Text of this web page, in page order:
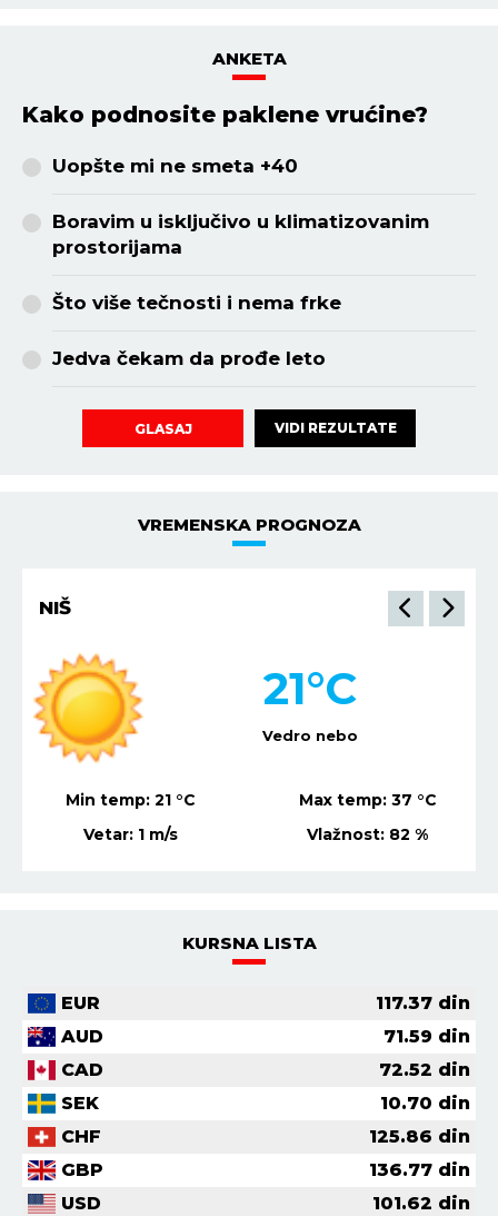
ANKETA
Kako podnosite paklene vrućine?
Uopšte mi ne smeta +40
Boravim u isključivo u klimatizovanim
prostorijama
Što više tečnosti i nema frke
Jedva čekam da prođe leto
GLASAJ VIDI REZULTATE
VREMENSKA PROGNOZA
NIŠ
Vedro nebo
21°C
Min temp: 21 °C Max temp: 37 °C
Vetar: 1 m/s Vlažnost: 82 %
KURSNA LISTA
EUR 117.37 din
AUD
71.59 din
CAD
72.52 din
SEK
10.70 din
CHF
125.86 din
GBP
136.77 din
USD
101.62 din